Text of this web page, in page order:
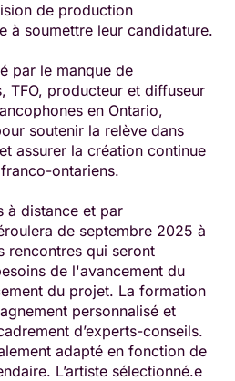
de production
à soumettre leur candidature.
par le manque de
TFO, producteur et diffuseur
en Ontario,
soutenir la relève dans
assurer la création continue
ontariens.
à distance et par
de septembre 2025 à
rencontres qui seront
de l'avancement du
du projet. La formation
personnalisé et
d’experts-conseils.
adapté en fonction de
L’artiste sélectionné.e